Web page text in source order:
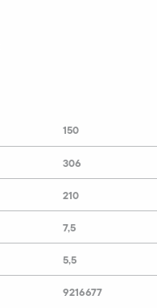
150
306
210
7,5
5,5
9216677